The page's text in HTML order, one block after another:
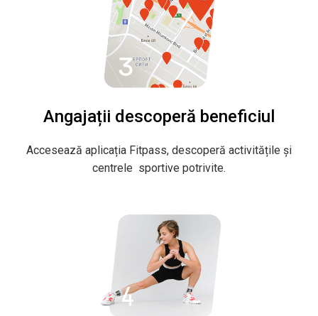
Angajații descoperă beneficiul
Accesează aplicația Fitpass, descoperă activitățile și
centrele sportive potrivite.